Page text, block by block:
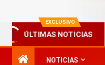
EXCLUSIVO
ÚLTIMAS NOTICIAS
SONAMI
NOTICIAS